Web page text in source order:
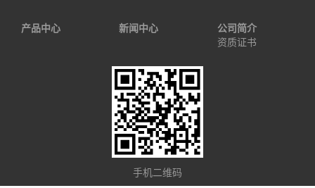
产品中心 新闻中心
公司简介
资质证书
手机二维码